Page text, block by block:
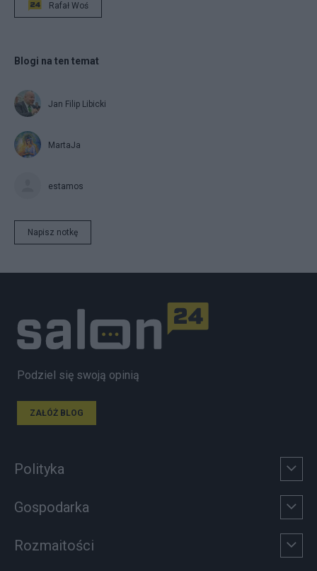
Rafał Woś
Blogi na ten temat
Jan Filip Libicki
MartaJa
estamos
Napisz notkę
Podziel się swoją opinią
ZAŁÓŻ BLOG
Polityka
Gospodarka
Rozmaitości